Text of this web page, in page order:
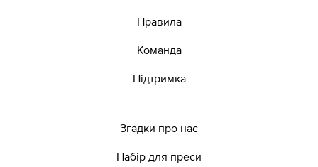
Правила
Команда
Підтримка
Згадки про нас
Набір для преси